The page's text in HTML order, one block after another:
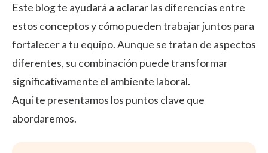
Este blog te ayudará a aclarar las diferencias entre
estos conceptos y cómo pueden trabajar juntos para
fortalecer a tu equipo. Aunque se tratan de aspectos
diferentes, su combinación puede transformar
significativamente el ambiente laboral.
Aquí te presentamos los puntos clave que
abordaremos.